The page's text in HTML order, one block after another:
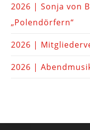
2026 | Sonja von
„Polendörfern“
2026 |
2026 |